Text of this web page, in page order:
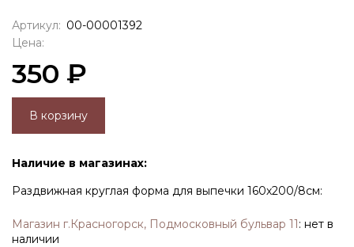
Артикул: 00-00001392
Цена:
350 ₽
В корзину
Наличие в магазинах:
Раздвижная круглая форма для выпечки 160х200/8см:
Магазин г.Красногорск, Подмосковный бульвар 11: нет в
наличии